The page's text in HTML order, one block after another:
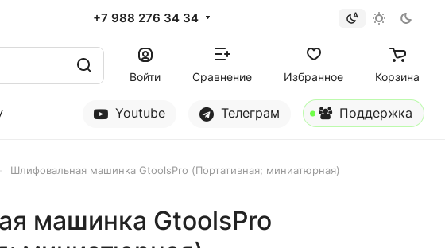
+7 988 276 34 34
Войти Сравнение Избранное Корзина
Youtube Телеграм Поддержка
Шлифовальная машинка GtoolsPro (Портативная; миниатюрная)
машинка GtoolsPro